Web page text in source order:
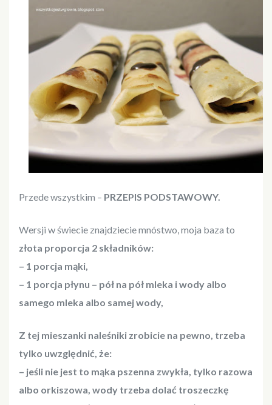
Przede wszystkim – PRZEPIS PODSTAWOWY.
Wersji w świecie znajdziecie mnóstwo, moja baza to
złota proporcja 2 składników:
– 1 porcja mąki,
– 1 porcja płynu – pół na pół mleka i wody albo
samego mleka albo samej wody,
Z tej mieszanki naleśniki zrobicie na pewno, trzeba
tylko uwzględnić, że:
– jeśli nie jest to mąka pszenna zwykła, tylko razowa
albo orkiszowa, wody trzeba dolać troszeczkę